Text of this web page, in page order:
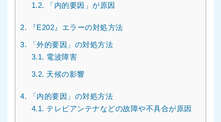
1.2. 「内的要因」が原因
2. 『E202』エラーの対処方法
3. 「外的要因」の対処方法
3.1. 電波障害
3.2. 天候の影響
4. 「内的要因」の対処方法
4.1. テレビアンテナなどの故障や不具合が原因